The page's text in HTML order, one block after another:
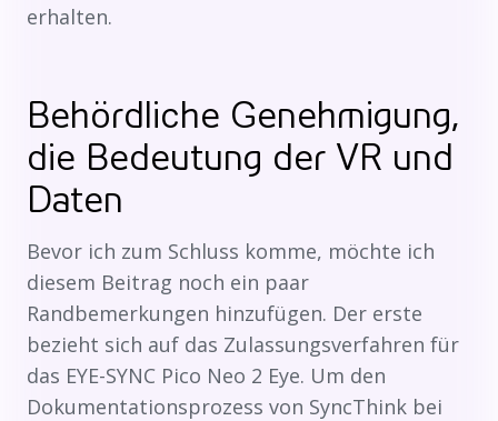
erhalten.
Behördliche Genehmigung,
die Bedeutung der VR und
Daten
Bevor ich zum Schluss komme, möchte ich
diesem Beitrag noch ein paar
Randbemerkungen hinzufügen. Der erste
bezieht sich auf das Zulassungsverfahren für
das EYE-SYNC Pico Neo 2 Eye. Um den
Dokumentationsprozess von SyncThink bei